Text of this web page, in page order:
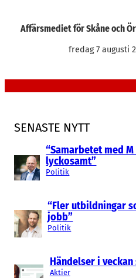
Affärsmediet för Skåne och
fredag 7 augusti
SENASTE NYTT
“Samarbetet med
lyckosamt”
Politik
“Fler utbildningar
jobb”
Politik
Händelser i
Aktier